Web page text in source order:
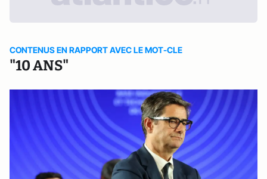
CONTENUS EN RAPPORT AVEC LE MOT-CLE
"10 ANS"